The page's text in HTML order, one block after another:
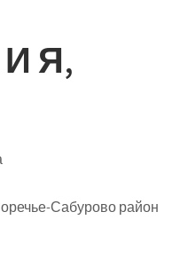
Я,
Сабурово район